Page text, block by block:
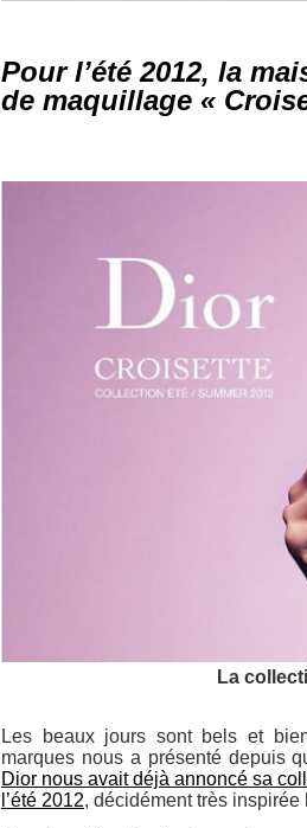
Pour l’été 2012, la
de maquillage «
La
Les beaux jours sont bels et
marques nous a présenté depuis
Dior nous avait déjà annoncé sa
l’été 2012, décidément très